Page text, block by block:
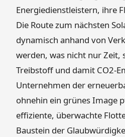
Energiedienstleistern, ihre
Die Route zum nächsten
dynamisch anhand von
werden, was nicht nur Zeit,
Treibstoff und damit CO2-
Unternehmen der
ohnehin ein grünes Image
effiziente, überwachte
Baustein der